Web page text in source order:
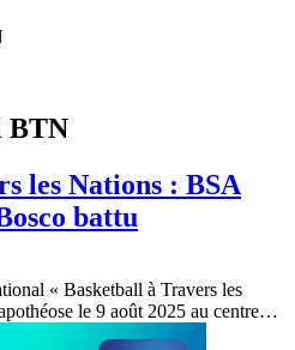
BTN
les Nations : BSA
battu
« Basketball à Travers les
le 9 août 2025 au centre…